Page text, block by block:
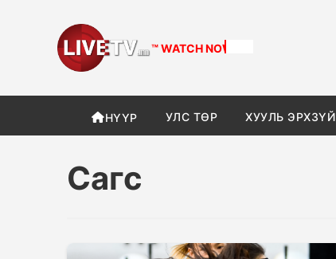
™ WATCH NOW
НҮҮР УЛС ТӨР ХУУЛЬ ЭРХЗҮЙ
Сагс